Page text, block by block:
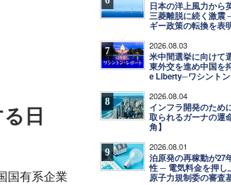
日
国有系企業
日本の洋上風力から
三菱離脱に続く激震
ギー政策の転換を表
7 2026.08.03
米中間選挙に向けて
東外交を進め中国を
e Liberty─ワシントン
8 2026.08.04
インフラ開発のため
取られるガーナの運
角】
9 2026.08.01
泊原発の再稼動が27
性 ─ 電気料金を押し
原子力規制委の審査